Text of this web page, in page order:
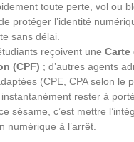
toute perte, vol ou
protéger l’identité
sans délai.
reçoivent une Carte
(CPF) ; d’autres agents
(CPE, CPA selon le
rester à
sésame, c’est mettre
numérique à l’arrêt.